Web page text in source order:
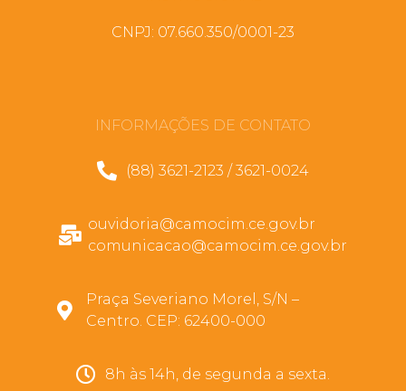
CNPJ: 07.660.350/0001-23
INFORMAÇÕES DE CONTATO
(88) 3621-2123 / 3621-0024
ouvidoria@camocim.ce.gov.br
comunicacao@camocim.ce.gov.br
Praça Severiano Morel, S/N –
Centro. CEP: 62400-000
8h às 14h, de segunda a sexta.